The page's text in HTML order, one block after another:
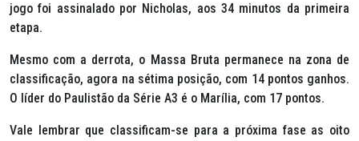
jogo foi assinalado por Nicholas, aos 34 minutos da primeira
etapa.
Mesmo com a derrota, o Massa Bruta permanece na zona de
classificação, agora na sétima posição, com 14 pontos ganhos.
O líder do Paulistão da Série A3 é o Marília, com 17 pontos.
Vale lembrar que classificam-se para a próxima fase as oito